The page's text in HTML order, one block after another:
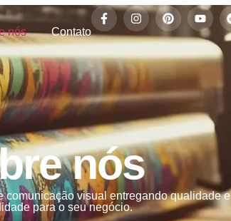
nós Contato
nós
comunicação visual entregando qualidade e
para o seu negócio.